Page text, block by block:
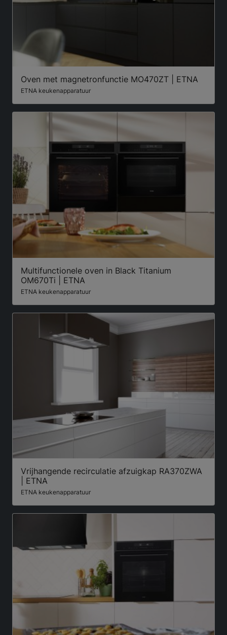
Oven met magnetronfunctie MO470ZT | ETNA
ETNA keukenapparatuur
Multifunctionele oven in Black Titanium
OM670Ti | ETNA
ETNA keukenapparatuur
Vrijhangende recirculatie afzuigkap RA370ZWA
| ETNA
ETNA keukenapparatuur